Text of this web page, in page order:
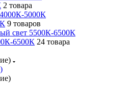
2 товара
9 товаров
6500К 24 товара